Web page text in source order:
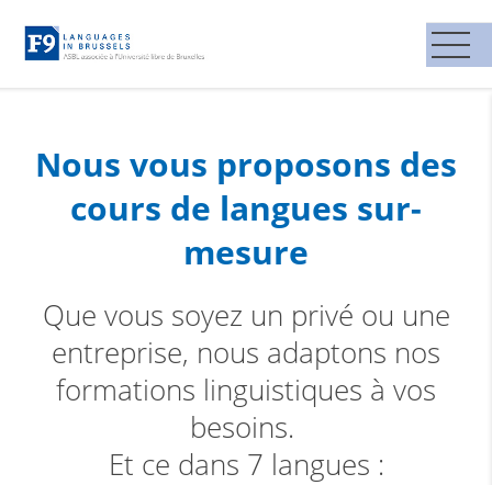
Nous vous proposons des
cours de langues sur-
mesure
Que vous soyez un privé ou une
entreprise, nous adaptons nos
formations linguistiques à vos
besoins.
Et ce dans 7 langues :